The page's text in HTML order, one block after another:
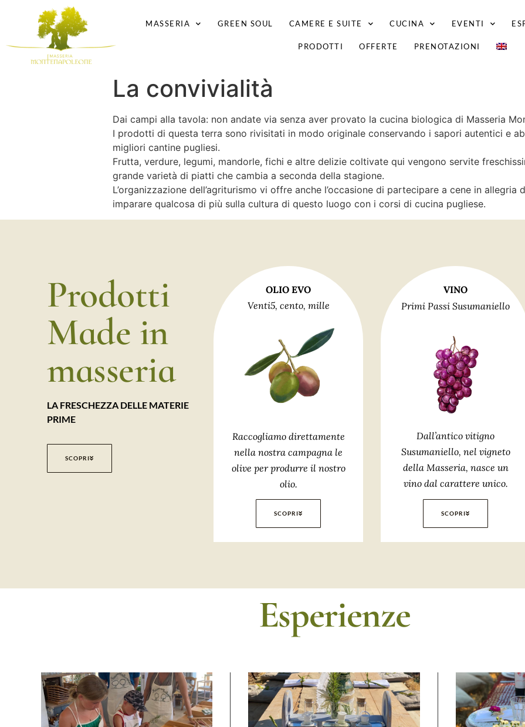
MASSERIA GREEN SOUL CAMERE E SUITE CUCINA EVENTI
PRODOTTI OFFERTE PRENOTAZIONI
La convivialità
Dai campi alla tavola: non andate via senza aver provato la cucina biologica di Masseria
I prodotti di questa terra sono rivisitati in modo originale conservando i sapori autentici e
migliori cantine pugliesi.
Frutta, verdure, legumi, mandorle, fichi e altre delizie coltivate qui vengono servite
grande varietà di piatti che cambia a seconda della stagione.
L’organizzazione dell’agriturismo vi offre anche l’occasione di partecipare a cene in
imparare qualcosa di più sulla cultura di questo luogo con i corsi di cucina pugliese.
Prodotti
Made in
masseria
LA FRESCHEZZA DELLE MATERIE
PRIME
SCOPRI
OLIO EVO
Venti5, cento, mille
Raccogliamo direttamente
nella nostra campagna le
olive per produrre il nostro
olio.
SCOPRI
VINO
Primi Passi Susumaniello
Dall’antico vitigno
Susumaniello, nel vigneto
della Masseria, nasce un
vino dal carattere unico.
SCOPRI
Esperienze